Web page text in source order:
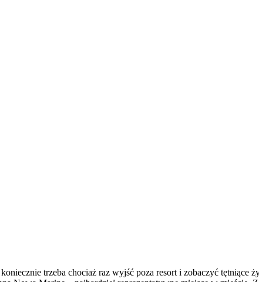
trzeba chociaż raz wyjść poza resort i zobaczyć tętniące